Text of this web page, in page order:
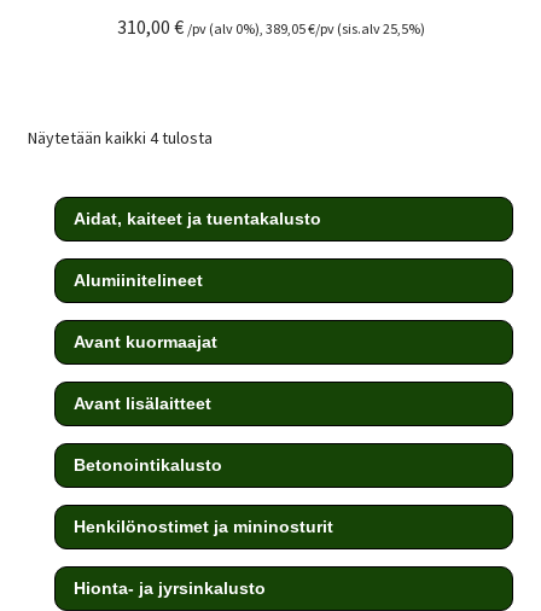
310,00 € /pv (alv 0%), 389,05€/pv (sis.alv 25,5%)
Näytetään kaikki 4 tulosta
Aidat, kaiteet ja tuentakalusto
Alumiinitelineet
Avant kuormaajat
Avant lisälaitteet
Betonointikalusto
Henkilönostimet ja mininosturit
Hionta- ja jyrsinkalusto